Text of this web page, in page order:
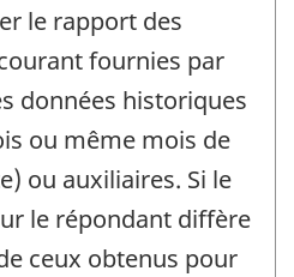
le rapport des
fournies par
données historiques
ou même mois de
ou auxiliaires. Si le
le répondant diffère
ceux obtenus pour